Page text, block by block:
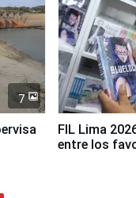
7
FIL Lima
entre los